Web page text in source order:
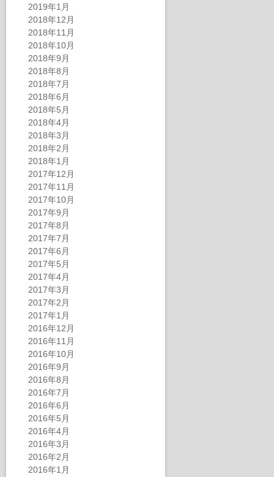
2019年1月
2018年12月
2018年11月
2018年10月
2018年9月
2018年8月
2018年7月
2018年6月
2018年5月
2018年4月
2018年3月
2018年2月
2018年1月
2017年12月
2017年11月
2017年10月
2017年9月
2017年8月
2017年7月
2017年6月
2017年5月
2017年4月
2017年3月
2017年2月
2017年1月
2016年12月
2016年11月
2016年10月
2016年9月
2016年8月
2016年7月
2016年6月
2016年5月
2016年4月
2016年3月
2016年2月
2016年1月